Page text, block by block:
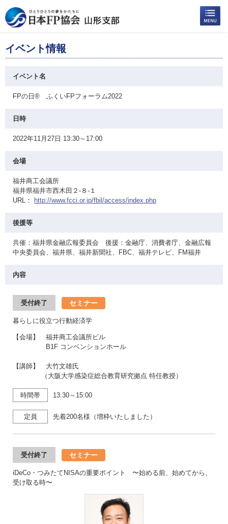
イベント情報
イベント名
FPの日® ふくいFPフォーラム2022
日時
2022年11月27日 13:30～17:00
会場
福井商工会議所
福井県福井市西木田２-８-１
URL：
http://www.fcci.or.jp/fbil/access/index.php
後援等
共催：福井県金融広報委員会 後援：金融庁、消費者庁、金融広報
中央委員会、福井県、福井新聞社、FBC、福井テレビ、FM福井
内容
受付終了 セミナー
暮らしに役立つ行動経済学
【会場】 福井商工会議所ビル
B1F コンベンションホール
【講師】 大竹文雄氏
（大阪大学感染症総合教育研究拠点 特任教授）
時間帯 13:30～15:00
定員 先着200名様（増枠いたしました）
受付終了 セミナー
iDeCo・つみたてNISAの重要ポイント 〜始める前、始めてから、
受け取る時〜